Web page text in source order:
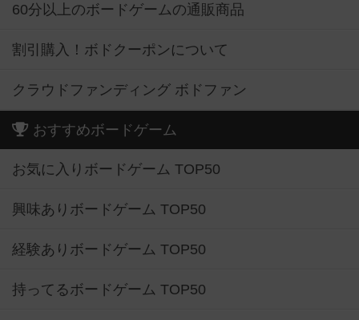
60分以上のボードゲームの通販商品
割引購入！ボドクーポンについて
クラウドファンディング ボドファン
おすすめボードゲーム
お気に入りボードゲーム TOP50
興味ありボードゲーム TOP50
経験ありボードゲーム TOP50
持ってるボードゲーム TOP50